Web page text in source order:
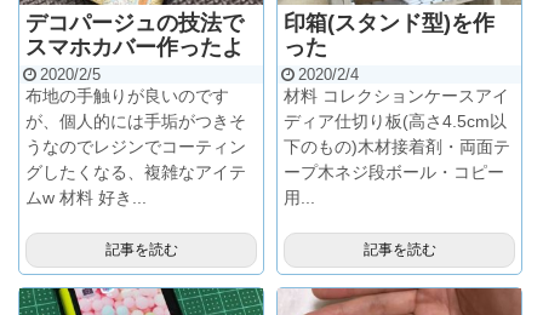
デコパージュの技法で
スマホカバー作ったよ
2020/2/5
布地の手触りが良いのです
が、個人的には手垢がつきそ
うなのでレジンでコーティン
グしたくなる、複雑なアイテ
ムw 材料 好き...
記事を読む
印箱(スタンド型)を作
った
2020/2/4
材料 コレクションケースアイ
ディア仕切り板(高さ4.5cm以
下のもの)木材接着剤・両面テ
ープ木ネジ段ボール・コピー
用...
記事を読む